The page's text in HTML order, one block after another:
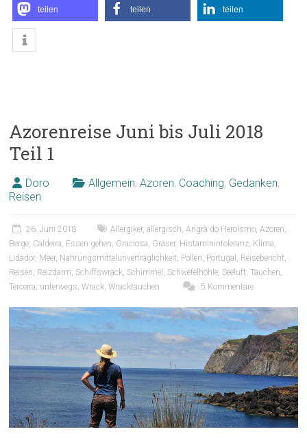
teilen teilen teilen
Azorenreise Juni bis Juli 2018
Teil 1
Doro Allgemein,Azoren, Coaching, Gedanken,
Reisen
26. Juni 2018 Allergiker,allergisch,Angra do Heroísmo,Azoren,
Berge, Caldeira, Essen gehen, Graciosa, Gräser, Histaminintoleranz, Klima,
Lidador, Meer, Nahrungsmittelunverträglichkeit, Pollen, Portugal , Reisebericht,
Reisen, Reizdarm, Schiffswrack, Schimmel , Schwefelhöhle, Seeluft,Tauchen,
Terceira, unterwegs,Wrack,Wracktauchen 5 Kommentare